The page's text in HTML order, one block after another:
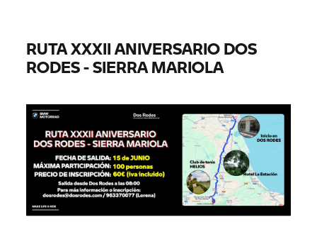
RUTA XXXII ANIVERSARIO DOS
RODES - SIERRA MARIOLA